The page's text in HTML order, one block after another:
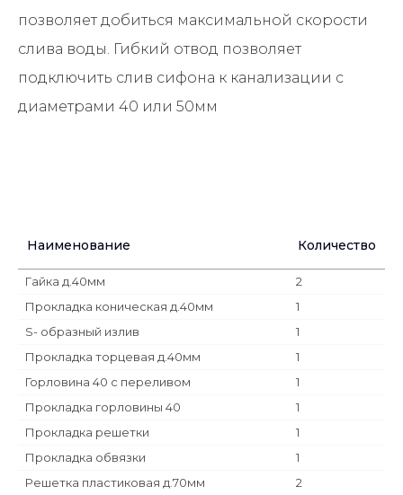
позволяет добиться максимальной скорости
слива воды. Гибкий отвод позволяет
подключить слив сифона к канализации с
диаметрами 40 или 50мм
Наименование Количество
Гайка д.40мм
2
Прокладка коническая д.40мм
1
S- образный излив
1
Прокладка торцевая д.40мм
1
Горловина 40 с переливом
1
Прокладка горловины 40
1
Прокладка решетки
1
Прокладка обвязки
1
Решетка пластиковая д.70мм
2